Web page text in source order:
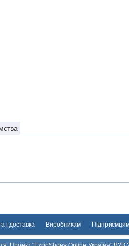
і доставка Виробникам